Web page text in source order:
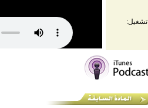
تشغيل: